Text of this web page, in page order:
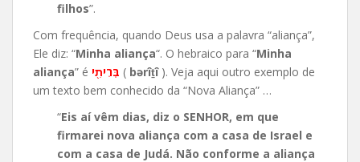
filhos”.
Com frequência, quando Deus usa a palavra “aliança”,
Ele diz: “Minha aliança“. O hebraico para “Minha
aliança” é בְּרִיתִ֖י ( bərîṯî ). Veja aqui outro exemplo de
um texto bem conhecido da “Nova Aliança” …
“Eis aí vêm dias, diz o SENHOR, em que
firmarei nova aliança com a casa de Israel e
com a casa de Judá. Não conforme a aliança